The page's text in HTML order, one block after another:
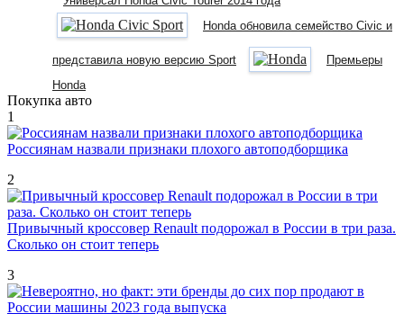
Honda обновила семейство Civic и
представила новую версию Sport
Премьеры
Honda
Покупка авто
1
Россиянам назвали признаки плохого автоподборщика
2
Привычный кроссовер Renault подорожал в России в три раза.
Сколько он стоит теперь
3